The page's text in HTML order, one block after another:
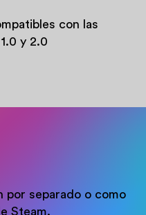
con las
y 2.0
por separado o como
Steam.